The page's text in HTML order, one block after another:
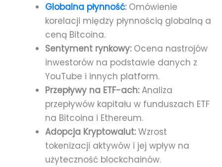
Globalna płynność:Omówienie
korelacji między płynnością globalną a
ceną Bitcoina.
Sentyment rynkowy:Ocena nastrojów
inwestorów na podstawie danych z
YouTube i innych platform.
Przepływy na ETF-ach:Analiza
przepływów kapitału w funduszach ETF
na Bitcoina i Ethereum.
Adopcja Kryptowalut:Wzrost
tokenizacji aktywów i jej wpływ na
użyteczność blockchainów.